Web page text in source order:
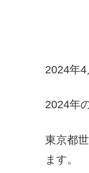
2024年4
2024年
東京都
ます。